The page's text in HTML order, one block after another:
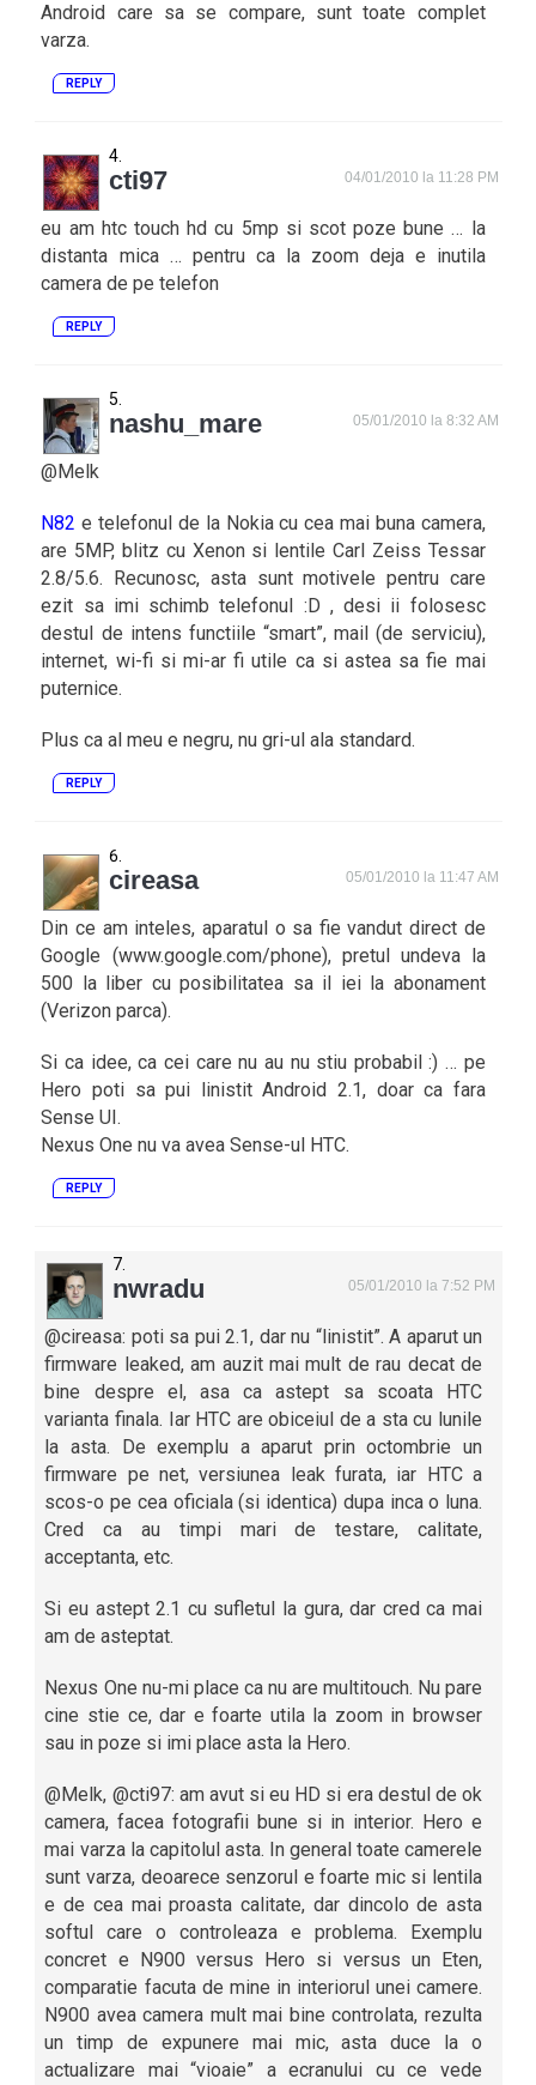
Android care sa se compare, sunt toate complet
varza.
REPLY
cti97 04/01/2010 la 11:28 PM
eu am htc touch hd cu 5mp si scot poze bune … la
distanta mica … pentru ca la zoom deja e inutila
camera de pe telefon
REPLY
nashu_mare 05/01/2010 la 8:32 AM
@Melk
N82 e telefonul de la Nokia cu cea mai buna camera,
are 5MP, blitz cu Xenon si lentile Carl Zeiss Tessar
2.8/5.6. Recunosc, asta sunt motivele pentru care
ezit sa imi schimb telefonul :D , desi ii folosesc
destul de intens functiile “smart”, mail (de serviciu),
internet, wi-fi si mi-ar fi utile ca si astea sa fie mai
puternice.
Plus ca al meu e negru, nu gri-ul ala standard.
REPLY
cireasa 05/01/2010 la 11:47 AM
Din ce am inteles, aparatul o sa fie vandut direct de
Google (www.google.com/phone), pretul undeva la
500 la liber cu posibilitatea sa il iei la abonament
(Verizon parca).
Si ca idee, ca cei care nu au nu stiu probabil :) … pe
Hero poti sa pui linistit Android 2.1, doar ca fara
Sense UI.
Nexus One nu va avea Sense-ul HTC.
REPLY
nwradu 05/01/2010 la 7:52 PM
@cireasa: poti sa pui 2.1, dar nu “linistit”. A aparut un
firmware leaked, am auzit mai mult de rau decat de
bine despre el, asa ca astept sa scoata HTC
varianta finala. Iar HTC are obiceiul de a sta cu lunile
la asta. De exemplu a aparut prin octombrie un
firmware pe net, versiunea leak furata, iar HTC a
scos-o pe cea oficiala (si identica) dupa inca o luna.
Cred ca au timpi mari de testare, calitate,
acceptanta, etc.
Si eu astept 2.1 cu sufletul la gura, dar cred ca mai
am de asteptat.
Nexus One nu-mi place ca nu are multitouch. Nu pare
cine stie ce, dar e foarte utila la zoom in browser
sau in poze si imi place asta la Hero.
@Melk, @cti97: am avut si eu HD si era destul de ok
camera, facea fotografii bune si in interior. Hero e
mai varza la capitolul asta. In general toate camerele
sunt varza, deoarece senzorul e foarte mic si lentila
e de cea mai proasta calitate, dar dincolo de asta
softul care o controleaza e problema. Exemplu
concret e N900 versus Hero si versus un Eten,
comparatie facuta de mine in interiorul unei camere.
N900 avea camera mult mai bine controlata, rezulta
un timp de expunere mai mic, asta duce la o
actualizare mai “vioaie” a ecranului cu ce vede